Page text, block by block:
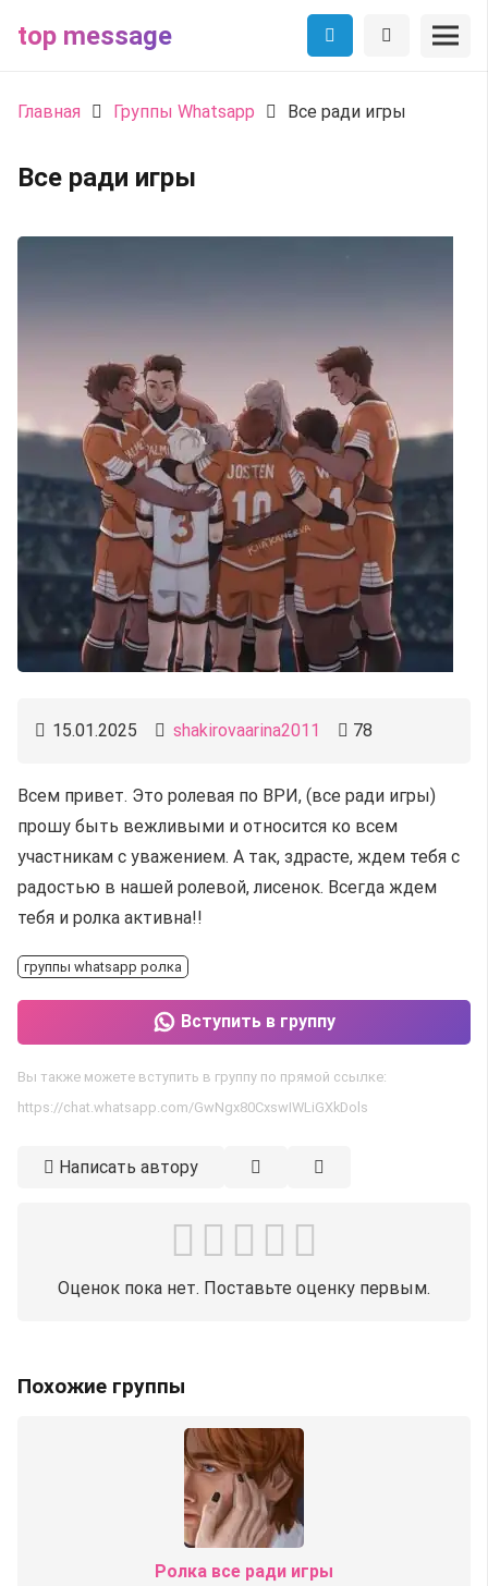
top message
Главная Группы Whatsapp Все ради игры
Все ради игры
15.01.2025 shakirovaarina2011 78
Всем привет. Это ролевая по ВРИ, (все ради игры)
прошу быть вежливыми и относится ко всем
участникам с уважением. А так, здрасте, ждем тебя с
радостью в нашей ролевой, лисенок. Всегда ждем
тебя и ролка активна!!
группы whatsapp ролка
Вступить в группу
Вы также можете вступить в группу по прямой ссылке:
https://chat.whatsapp.com/GwNgx80CxswIWLiGXkDols
Написать автору
Оценок пока нет. Поставьте оценку первым.
Похожие группы
Ролка все ради игры